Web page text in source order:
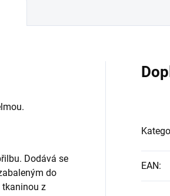
Dodává se
do
tkaninou z
EAN: